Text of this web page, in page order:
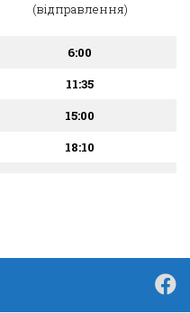
(відправлення)
6:00
11:35
15:00
18:10